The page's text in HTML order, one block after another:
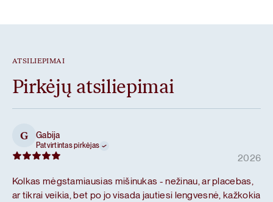
ATSILIEPIMAI
Pirkėjų atsiliepimai
G Gabija
Patvirtintas pirkėjas
2026
Kolkas mėgstamiausias mišinukas - nežinau, ar placebas,
ar tikrai veikia, bet po jo visada jautiesi lengvesnė, kažkokia